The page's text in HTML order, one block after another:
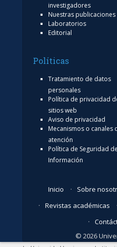
investigadores
Nuestras publicaciones
Laboratorios
Editorial
Políticas
Tratamiento de datos
personales
Política de privacidad
sitios web
Aviso de privacidad
Mecanismos o canales
atención
Política de Seguridad
Información
Inicio Sobre
Revistas académicas
© 2026